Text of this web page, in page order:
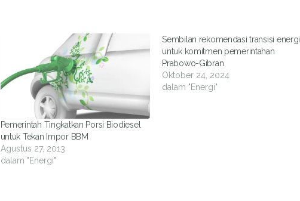
Pemerintah Tingkatkan Porsi Biodiesel
untuk Tekan Impor BBM
Agustus 27, 2013
dalam "Energi"
Sembilan rekomendasi transisi energi
untuk komitmen pemerintahan
Prabowo-Gibran
Oktober 24, 2024
dalam "Energi"